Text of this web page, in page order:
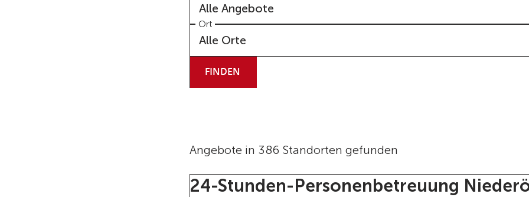
Alle Angebote
Ort
Alle Orte
FINDEN
Angebote in 386 Standorten gefunden
24-Stunden-Personenbetreuung